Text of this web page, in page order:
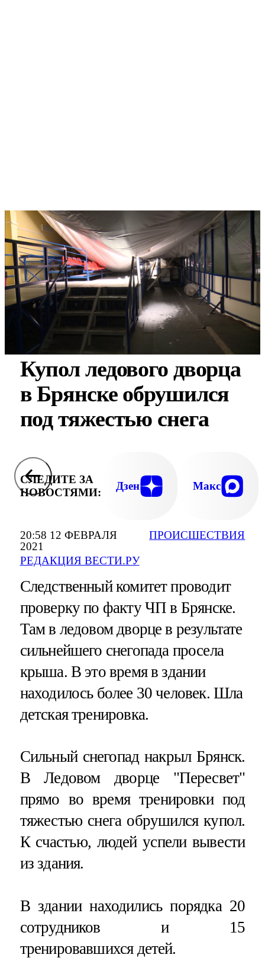
20:58 12 ФЕВРАЛЯ
2021
РЕДАКЦИЯ ВЕСТИ.РУ
ПРОИСШЕСТВИЯ
Купол ледового дворца
в Брянске обрушился
под тяжестью снега
СЛЕДИТЕ ЗА
НОВОСТЯМИ:
Дзен Макс
Следственный комитет проводит
проверку по факту ЧП в Брянске.
Там в ледовом дворце в результате
сильнейшего снегопада просела
крыша. В это время в здании
находилось более 30 человек. Шла
детская тренировка.
Сильный снегопад накрыл Брянск.
В Ледовом дворце "Пересвет"
прямо во время тренировки под
тяжестью снега обрушился купол.
К счастью, людей успели вывести
из здания.
В здании находились порядка 20
сотрудников и 15
тренировавшихся детей.